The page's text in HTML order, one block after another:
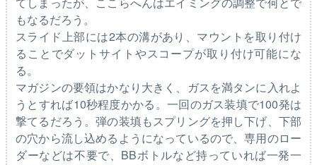
もなるだろう。
スライド上部には2本の溝があり、マウントを取り付け
ることでダットサイトやスコープが取り付け可能にな
る。
マガジンの要領はかなり大きく、ガスを満タンに入れよ
うとすれば10秒程度かかる。一回のガス装填で100発は
撃てるだろう。弾の装填もスプリングを押し下げ、下部
の穴から流し込めるようになっているので、専用のロー
ダーなどは不要で、BBボトルなど持っていれば一発一